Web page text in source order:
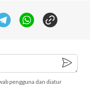
pengguna dan diatur